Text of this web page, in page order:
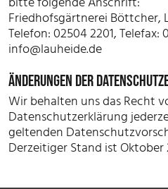
Friedhofsgärtnerei Böttcher,
Telefon: 02504 2201, Telefax:
info@lauheide.de
ÄNDERUNGEN DER
Wir behalten uns das Recht
Datenschutzerklärung
geltenden
Derzeitiger Stand ist Oktober